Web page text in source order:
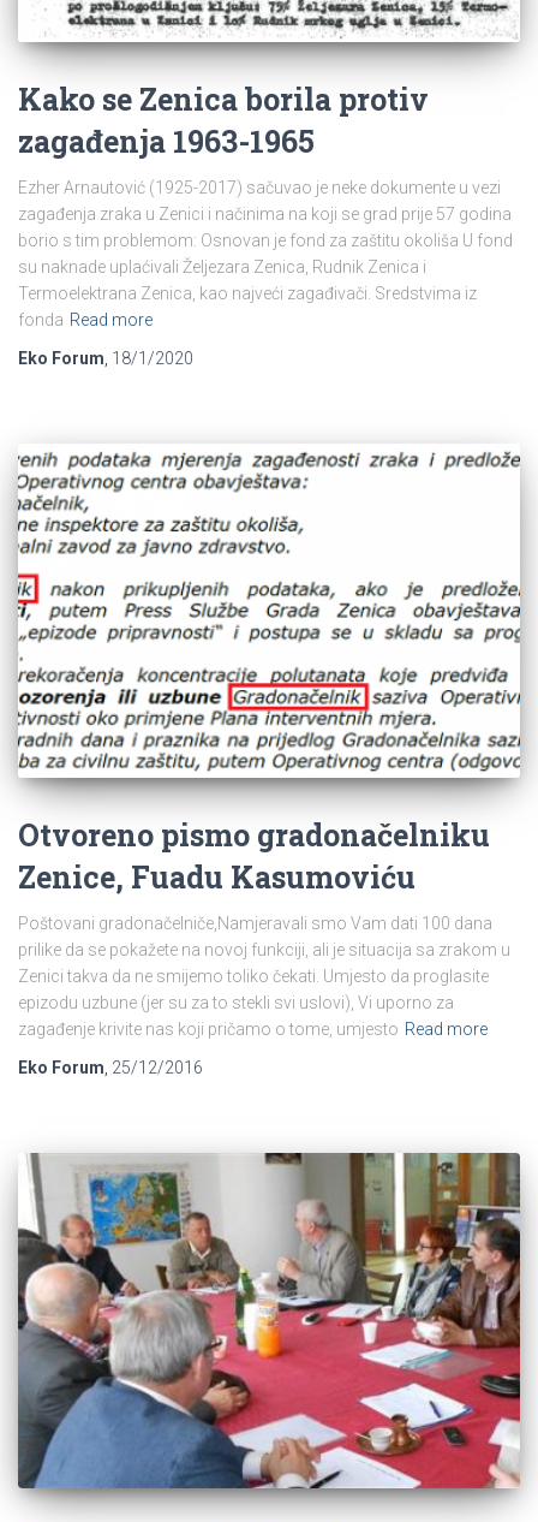
Kako se Zenica borila protiv
zagađenja 1963-1965
Ezher Arnautović (1925-2017) sačuvao je neke dokumente u vezi
zagađenja zraka u Zenici i načinima na koji se grad prije 57 godina
borio s tim problemom: Osnovan je fond za zaštitu okoliša U fond
su naknade uplaćivali Željezara Zenica, Rudnik Zenica i
Termoelektrana Zenica, kao najveći zagađivači. Sredstvima iz
fonda Read more
Eko Forum 18/1/2020
Otvoreno pismo gradonačelniku
Zenice, Fuadu Kasumoviću
Poštovani gradonačelniče,Namjeravali smo Vam dati 100 dana
prilike da se pokažete na novoj funkciji, ali je situacija sa zrakom u
Zenici takva da ne smijemo toliko čekati. Umjesto da proglasite
epizodu uzbune (jer su za to stekli svi uslovi), Vi uporno za
zagađenje krivite nas koji pričamo o tome, umjesto Read more
Eko Forum, 25/12/2016